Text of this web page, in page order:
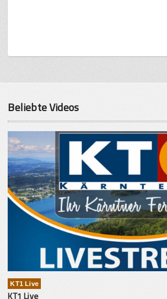
Beliebte Videos
KT1 Live
KT1 Live